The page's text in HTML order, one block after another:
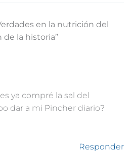
en la nutrición del
de la historia”
ya compré la sal del
dar a mi Pincher diario?
Responder